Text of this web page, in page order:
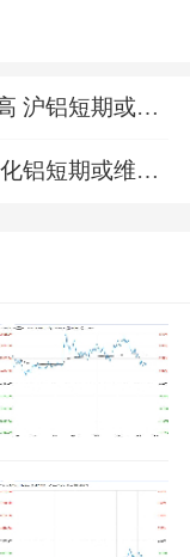
或重回区间震荡
或维持偏弱运行